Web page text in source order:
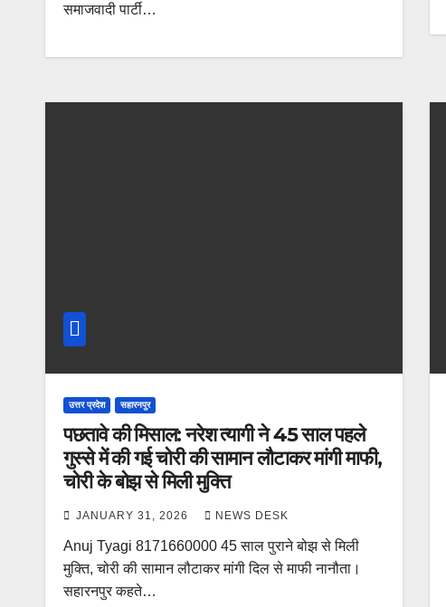
समाजवादी पार्टी…
उत्तर प्रदेश सहारनपुर
पछतावे की मिसाल: नरेश त्यागी ने 45 साल पहले
गुस्से में की गई चोरी की सामान लौटाकर मांगी माफी,
चोरी के बोझ से मिली मुक्ति
JANUARY 31, 2026 NEWS DESK
Anuj Tyagi 8171660000 45 साल पुराने बोझ से मिली
मुक्ति, चोरी की सामान लौटाकर मांगी दिल से माफी नानौता।
सहारनपुर कहते…